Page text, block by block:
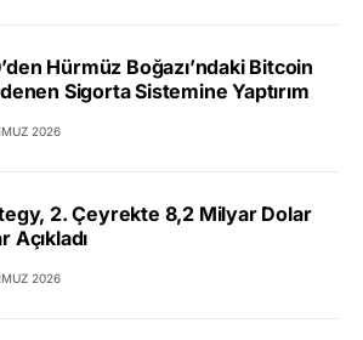
Hürmüz Boğazı’ndaki Bitcoin
Sigorta Sistemine Yaptırım
2026
2. Çeyrekte 8,2 Milyar Dolar
Açıkladı
2026